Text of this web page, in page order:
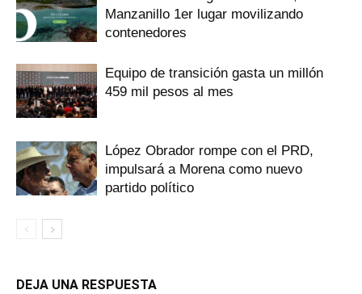
Manzanillo 1er lugar movilizando
contenedores
Equipo de transición gasta un millón
459 mil pesos al mes
López Obrador rompe con el PRD,
impulsará a Morena como nuevo
partido político
DEJA UNA RESPUESTA